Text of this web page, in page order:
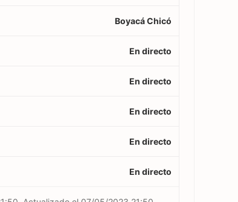
Boyacá Chicó
En directo
En directo
En directo
En directo
En directo